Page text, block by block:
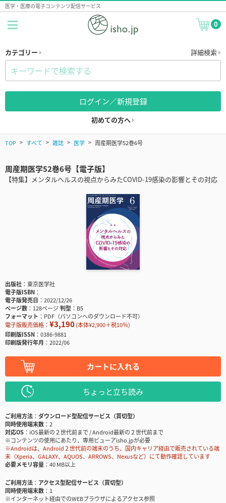
医学・医療の電子コンテンツ配信サービス
0
カテゴリー 詳細検索
ログイン／新規登録
初めての方へ
TOP すべて 雑誌 医学 周産期医学52巻6号
周産期医学52巻6号【電子版】
【特集】メンタルヘルスの視点からみたCOVID-19感染の影響とその対応
出版社
東京医学社
電子版ISBN
電子版発売日
2022/12/26
ページ数
128ページ判型
B5
フォーマット
PDF（パソコンへのダウンロード不可）
電子版販売価格： ¥3,190(本体¥2,900＋税10％)
印刷版ISSN
0386-9881
印刷版発行年月
2022/06
カートに入れる
ちょっと立ち読み
ご利用方法
ダウンロード型配信サービス（買切型）
同時使用端末数
2
対応OS
iOS最新の２世代前まで / Android最新の２世代前まで
※コンテンツの使用にあたり、専用ビューアisho.jpが必要
※Androidは、Android２世代前の端末のうち、国内キャリア経由で販売されている端
末（Xperia、GALAXY、AQUOS、ARROWS、Nexusなど）にて動作確認しています
必要メモリ容量
40 MB以上
ご利用方法
アクセス型配信サービス（買切型）
同時使用端末数
1
※インターネット経由でのWEBブラウザによるアクセス参照